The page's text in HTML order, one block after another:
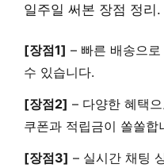
일주일 써본 장점 정리.
[장점1] – 빠른 배송으
수 있습니다.
[장점2] – 다양한 혜택
쿠폰과 적립금이 쏠쏠합
[장점3] – 실시간 채팅